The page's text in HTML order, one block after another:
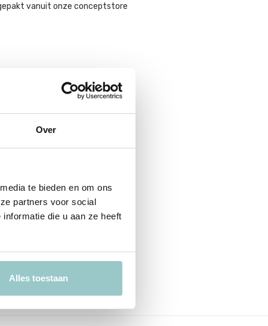
Over
te bieden en om ons
partners voor social
die u aan ze heeft
Alles toestaan
vanuit onze conceptstore